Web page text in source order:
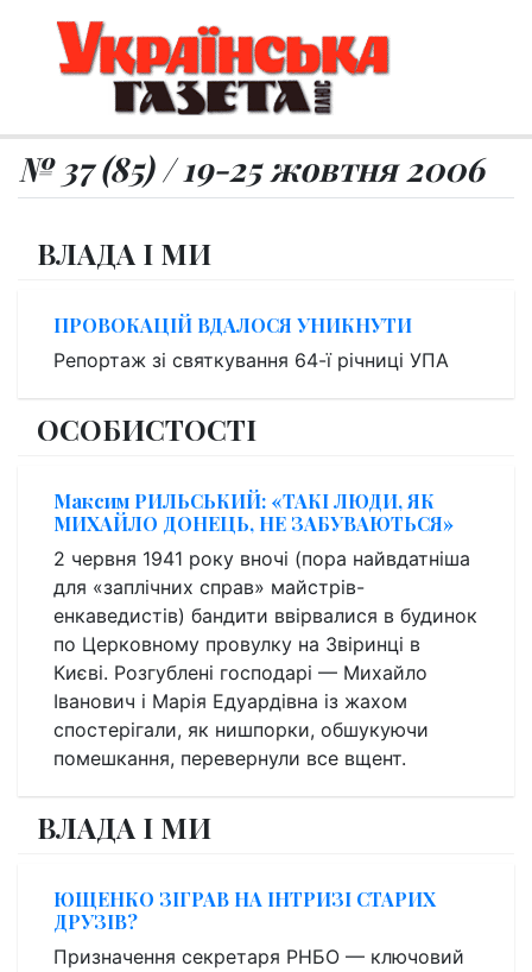
№ 37 (85) / 19-25 жовтня 2006
ВЛАДА І МИ
ПРОВОКАЦІЙ ВДАЛОСЯ УНИКНУТИ
Репортаж зі святкування 64-ї річниці УПА
ОСОБИСТОСТІ
Максим РИЛЬСЬКИЙ: «ТАКІ ЛЮДИ, ЯК
МИХАЙЛО ДОНЕЦЬ, НЕ ЗАБУВАЮТЬСЯ»
2 червня 1941 року вночі (пора найвдатніша
для «заплічних справ» майстрів-
енкаведистів) бандити ввірвалися в будинок
по Церковному провулку на Звіринці в
Києві. Розгублені господарі — Михайло
Іванович і Марія Едуардівна із жахом
спостерігали, як нишпорки, обшукуючи
помешкання, перевернули все вщент.
ВЛАДА І МИ
ЮЩЕНКО ЗІГРАВ НА ІНТРИЗІ СТАРИХ
ДРУЗІВ?
Призначення секретаря РНБО — ключовий